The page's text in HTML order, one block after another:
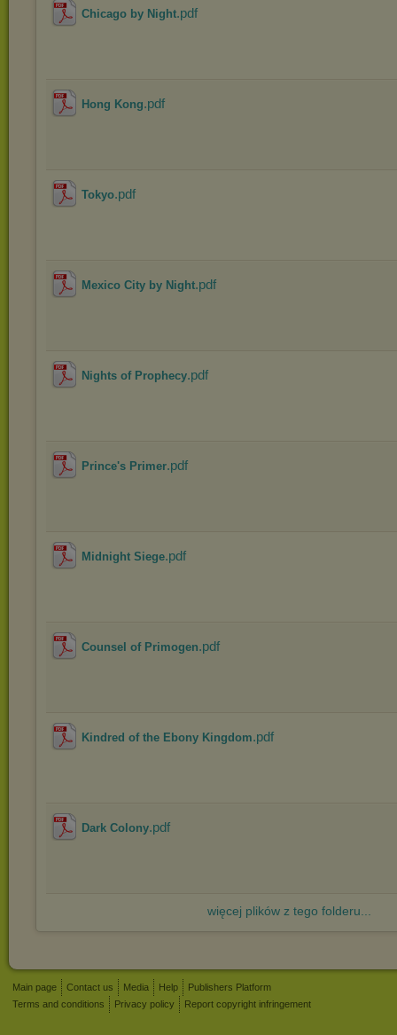
Chicago by Night.pdf
Hong Kong.pdf
Tokyo.pdf
Mexico City by Night.pdf
Nights of Prophecy.pdf
Prince's Primer.pdf
Midnight Siege.pdf
Counsel of Primogen.pdf
Kindred of the Ebony Kingdom.pdf
Dark Colony.pdf
więcej plików z tego folderu...
Main page Contact us Media Help
Publishers Platform
Terms and conditions
Privacy policy Report copyright infringement